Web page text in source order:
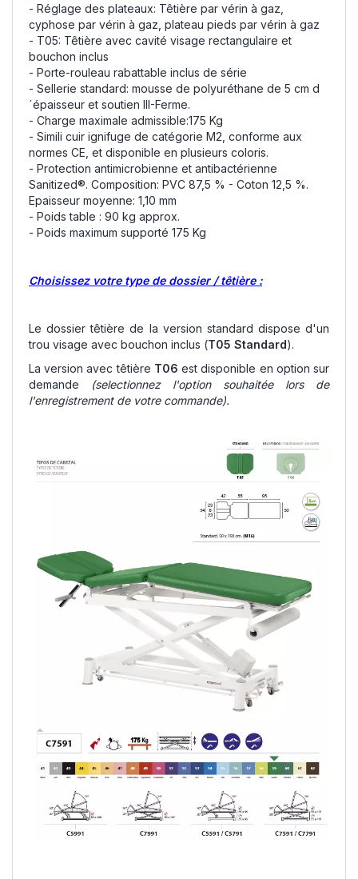
- Réglage des plateaux: Têtière par vérin à gaz,
cyphose par vérin à gaz, plateau pieds par vérin à gaz
- T05: Têtière avec cavité visage rectangulaire et
bouchon inclus
- Porte-rouleau rabattable inclus de série
- Sellerie standard: mousse de polyuréthane de 5 cm d
´épaisseur et soutien III-Ferme.
- Charge maximale admissible:175 Kg
- Simili cuir ignifuge de catégorie M2, conforme aux
normes CE, et disponible en plusieurs coloris.
- Protection antimicrobienne et antibactérienne
Sanitized®. Composition: PVC 87,5 % - Coton 12,5 %.
Epaisseur moyenne: 1,10 mm
- Poids table : 90 kg approx.
- Poids maximum supporté 175 Kg
Choisissez votre type de dossier / têtière :
Le dossier têtière de la version standard dispose d'un
trou visage avec bouchon inclus (T05 Standard).
La version avec têtière T06est disponible en option sur
demande
(selectionnez l'option souhaitée lors de
l'enregistrement de votre commande).